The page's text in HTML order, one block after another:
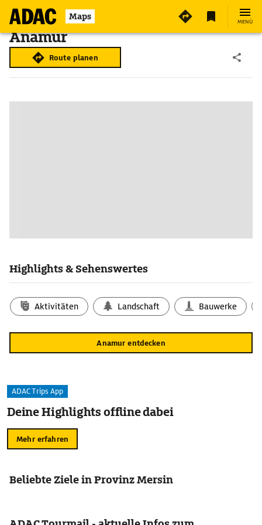
Maps MENÜ
Anamur
Route planen
Highlights & Sehenswertes
Aktivitäten Landschaft Bauwerke
Anamur entdecken
ADAC Trips App
Deine Highlights offline dabei
Mehr erfahren
Beliebte Ziele in Provinz Mersin